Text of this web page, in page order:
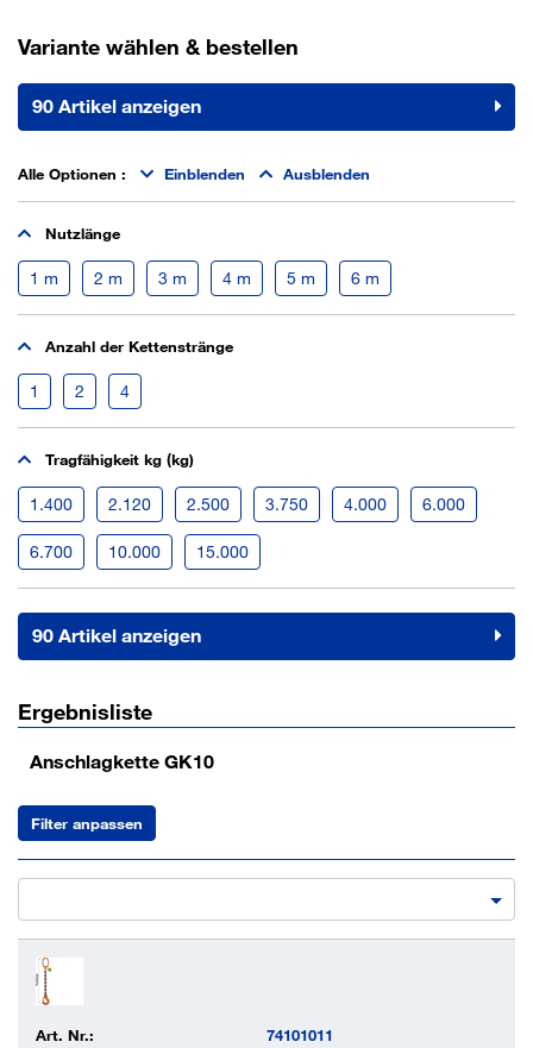
Variante wählen & bestellen
90 Artikel anzeigen
Alle Optionen : Einblenden Ausblenden
Nutzlänge
1 m 2 m 3 m 4 m 5 m 6 m
Anzahl der Kettenstränge
1 2 4
Tragfähigkeit kg (kg)
1.400 2.120 2.500 3.750 4.000 6.000
6.700 10.000 15.000
90 Artikel anzeigen
Ergebnisliste
Anschlagkette GK10
Filter anpassen
Art. Nr.:
74101011